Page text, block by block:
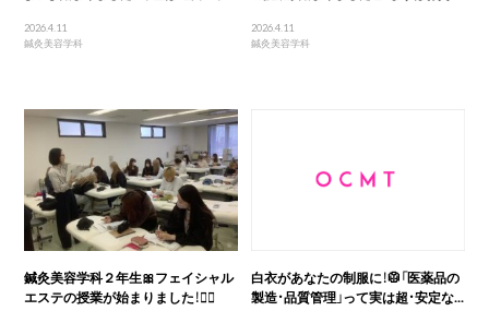
2026.4.11
鍼灸美容学科
2026.4.11
鍼灸美容学科
鍼灸美容学科２年生🎀フェイシャル
エステの授業が始まりました！💆‍♀️
白衣があなたの制服に！🥼「医薬品の
製造・品質管理」って実は超・安定な...